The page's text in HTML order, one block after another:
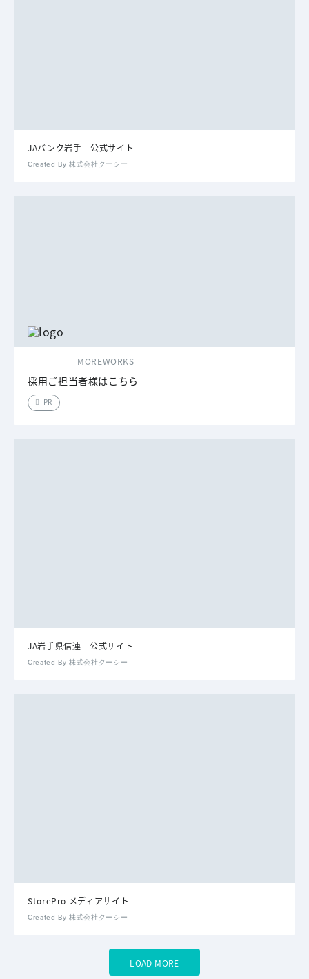
JAバンク岩手 公式サイト
Created By 株式会社クーシー
MOREWORKS
採用ご担当者様はこちら
PR
JA岩手県信連 公式サイト
Created By 株式会社クーシー
StorePro メディアサイト
Created By 株式会社クーシー
LOAD MORE